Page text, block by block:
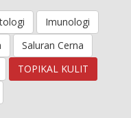
Imunologi
Saluran Cerna
TOPIKAL KULIT